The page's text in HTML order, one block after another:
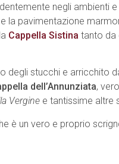
negli ambienti e
la pavimentazione
Cappella Sistina tanto da
degli stucchi e arricchito
dell’Annunziata,
Vergine e tantissime altre
è un vero e proprio